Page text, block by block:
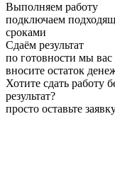
Выполняем работу
подключаем
сроками
Сдаём результат
по готовности мы вас
вносите остаток
Хотите сдать работу
результат?
просто оставьте